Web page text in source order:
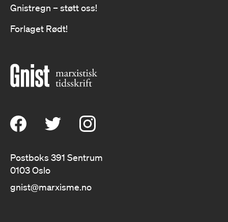
Gnistregn – støtt oss!
Forlaget Rødt!
Postboks 391 Sentrum
0103 Oslo
gnist@marxisme.no